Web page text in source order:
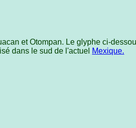
et Otompan. Le glyphe ci-
dans le sud de l'actuel Mexique.